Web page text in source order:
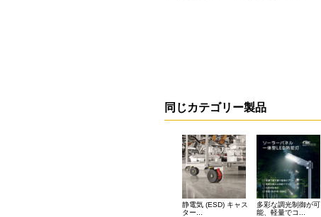
同じカテゴリー製品
静電気 (ESD) キャス
ター...
多彩な調光制御が可
能、軽量でコ...